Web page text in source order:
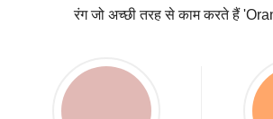
रंग जो अच्छी तरह से काम करते हैं